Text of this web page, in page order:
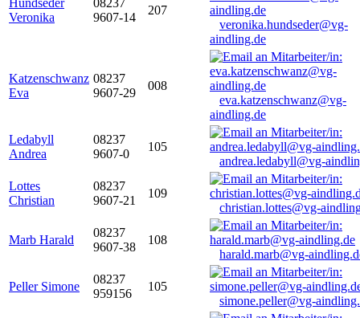
Hundseder
Veronika
08237
9607-14
207
veronika.hundseder@vg-
aindling.de
Katzenschwanz
Eva
08237
9607-29
008
eva.katzenschwanz@vg-
aindling.de
Ledabyll
Andrea
08237
9607-0
105
andrea.ledabyll@vg-
Lottes
Christian
08237
9607-21
109
christian.lottes@vg-
Marb Harald
08237
9607-38
108
harald.marb@vg-
Peller Simone
08237
959156
105
simone.peller@vg-